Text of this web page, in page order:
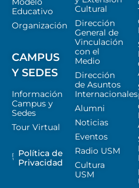
Educativo
Organización
CAMPUS
Y SEDES
Información
Campus y
Sedes
Tour Virtual
Política de
Privacidad
Cultural
Dirección
General de
Vinculación
con el
Medio
Dirección
de Asuntos
Internacionales
Alumni
Noticias
Eventos
Radio USM
Cultura
USM